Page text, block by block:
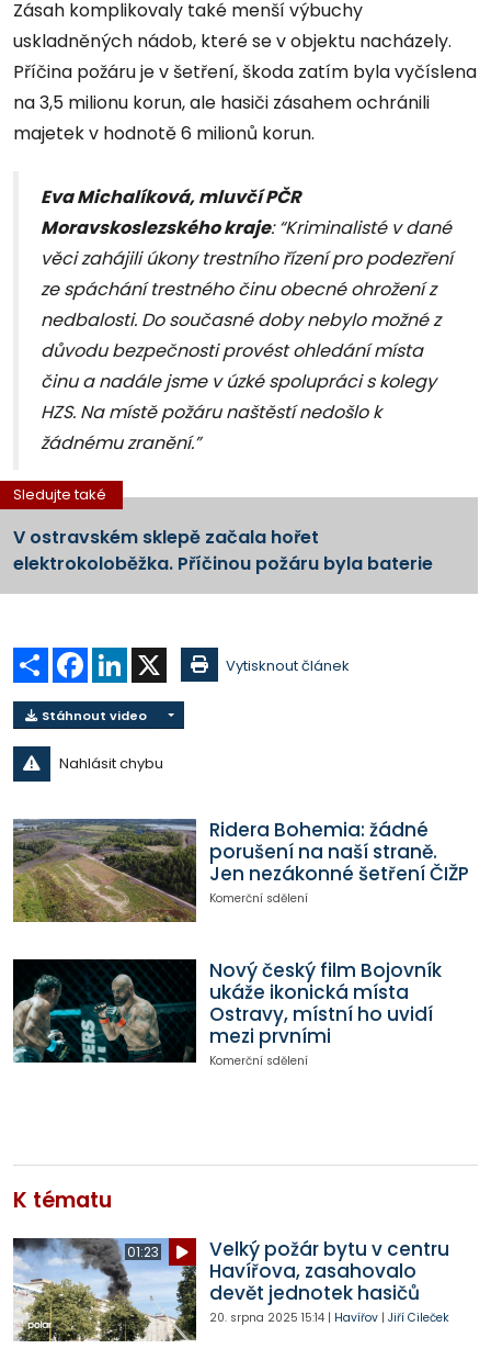
Zásah komplikovaly také menší výbuchy
uskladněných nádob, které se v objektu nacházely.
Příčina požáru je v šetření, škoda zatím byla vyčíslena
na 3,5 milionu korun, ale hasiči zásahem ochránili
majetek v hodnotě 6 milionů korun.
Eva Michalíková, mluvčí PČR
Moravskoslezského kraje: “Kriminalisté v dané
věci zahájili úkony trestního řízení pro podezření
ze spáchání trestného činu obecné ohrožení z
nedbalosti. Do současné doby nebylo možné z
důvodu bezpečnosti provést ohledání místa
činu a nadále jsme v úzké spolupráci s kolegy
HZS. Na místě požáru naštěstí nedošlo k
žádnému zranění.”
Sledujte také
V ostravském sklepě začala hořet
elektrokoloběžka. Příčinou požáru byla baterie
Sdílet Facebook
LinkedIn Vytisknout článek
Stáhnout video
Nahlásit chybu
Ridera Bohemia: žádné
porušení na naší straně.
Jen nezákonné šetření ČIŽP
Komerční sdělení
Nový český film Bojovník
ukáže ikonická místa
Ostravy, místní ho uvidí
mezi prvními
Komerční sdělení
K tématu
01:23
Velký požár bytu v centru
Havířova, zasahovalo
devět jednotek hasičů
20. srpna 2025 15:14| Havířov| Jiří Cileček